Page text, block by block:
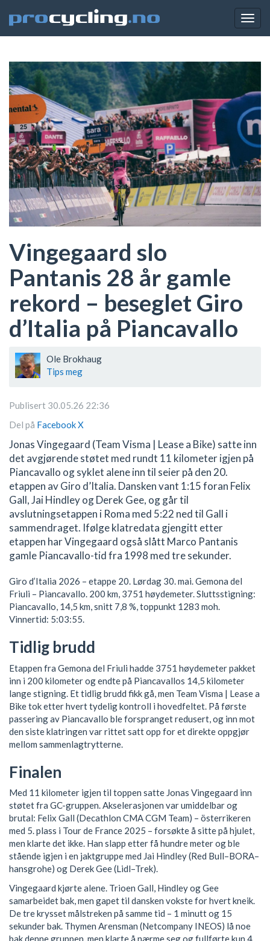
Vingegaard slo
Pantanis 28 år gamle
rekord – beseglet Giro
d’Italia på Piancavallo
Ole Brokhaug
Tips meg
Publisert 30.05.26 22:36
Del på FacebookX
Jonas Vingegaard (Team Visma | Lease a Bike) satte inn
det avgjørende støtet med rundt 11 kilometer igjen på
Piancavallo og syklet alene inn til seier på den 20.
etappen av Giro d’Italia. Dansken vant 1:15 foran Felix
Gall, Jai Hindley og Derek Gee, og går til
avslutningsetappen i Roma med 5:22 ned til Gall i
sammendraget. Ifølge klatredata gjengitt etter
etappen har Vingegaard også slått Marco Pantanis
gamle Piancavallo-tid fra 1998 med tre sekunder.
Giro d’Italia 2026 – etappe 20. Lørdag 30. mai. Gemona del
Friuli – Piancavallo. 200 km, 3751 høydemeter. Sluttsstigning:
Piancavallo, 14,5 km, snitt 7,8 %, toppunkt 1283 moh.
Vinnertid: 5:03:55.
Tidlig brudd
Etappen fra Gemona del Friuli hadde 3751 høydemeter pakket
inn i 200 kilometer og endte på Piancavallos 14,5 kilometer
lange stigning. Et tidlig brudd fikk gå, men Team Visma | Lease a
Bike tok etter hvert tydelig kontroll i hovedfeltet. På første
passering av Piancavallo ble forspranget redusert, og inn mot
den siste klatringen var rittet satt opp for et direkte oppgjør
mellom sammenlagtrytterne.
Finalen
Med 11 kilometer igjen til toppen satte Jonas Vingegaard inn
støtet fra GC-gruppen. Akselerasjonen var umiddelbar og
brutal: Felix Gall (Decathlon CMA CGM Team) – österrikeren
med 5. plass i Tour de France 2025 – forsøkte å sitte på hjulet,
men klarte det ikke. Han slapp etter få hundre meter og ble
stående igjen i en jaktgruppe med Jai Hindley (Red Bull–BORA–
hansgrohe) og Derek Gee (Lidl–Trek).
Vingegaard kjørte alene. Trioen Gall, Hindley og Gee
samarbeidet bak, men gapet til dansken vokste for hvert kneik.
De tre krysset målstreken på samme tid – 1 minutt og 15
sekunder bak. Thymen Arensman (Netcompany INEOS) lå noe
bak denne gruppen, men klarte å nærme seg og fullførte kun 4